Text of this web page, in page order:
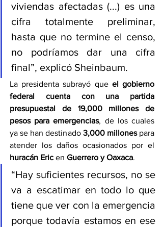
viviendas afectadas (...) es una
cifra totalmente preliminar,
hasta que no termine el censo,
no podríamos dar una cifra
final”, explicó Sheinbaum.
La presidenta subrayó que el gobierno
federal cuenta con una partida
presupuestal de 19,000 millones de
pesos para emergencias, de los cuales
ya se han destinado 3,000 millones para
huracán Eric en Guerrero y Oaxaca.
“Hay suficientes recursos, no se
va a escatimar en todo lo que
tiene que ver con la emergencia
porque todavía estamos en ese